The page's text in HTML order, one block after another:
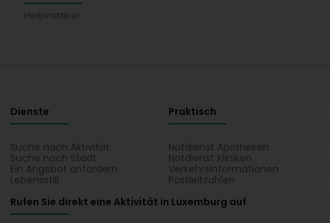
Heilpraktiker
Dienste
Suche nach Aktivität
Suche nach Stadt
Ein Angebot anfordern
Lebensstill
Praktisch
Notdienst Apotheken
Notdienst Kliniken
Verkehrsinformationen
Postleitzahlen
Rufen Sie direkt eine Aktivität in Luxemburg auf